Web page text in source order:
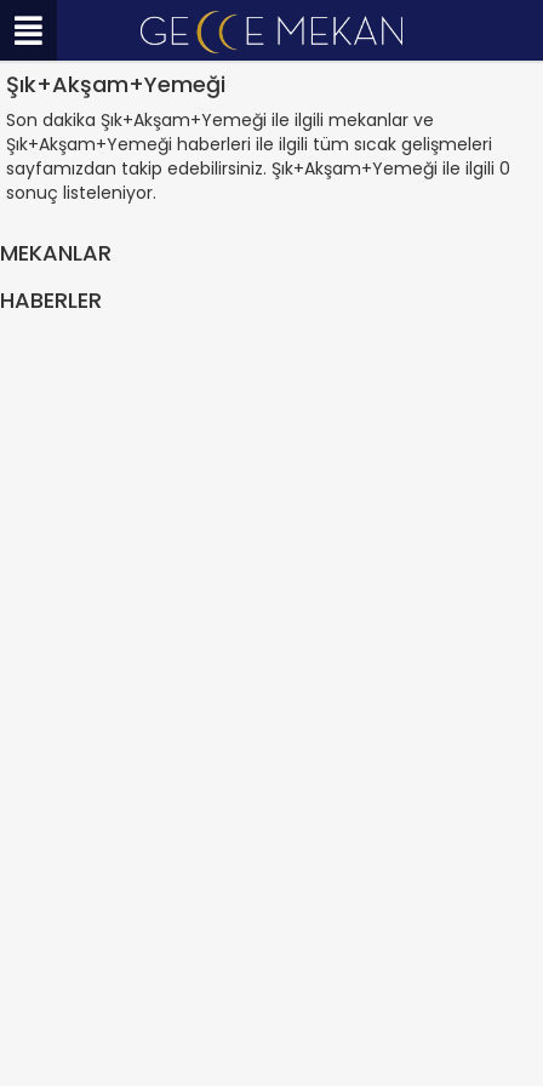
Şık+Akşam+Yemeği
Son dakika Şık+Akşam+Yemeği ile ilgili mekanlar ve
Şık+Akşam+Yemeği haberleri ile ilgili tüm sıcak gelişmeleri
sayfamızdan takip edebilirsiniz. Şık+Akşam+Yemeği ile ilgili 0
sonuç listeleniyor.
MEKANLAR
HABERLER